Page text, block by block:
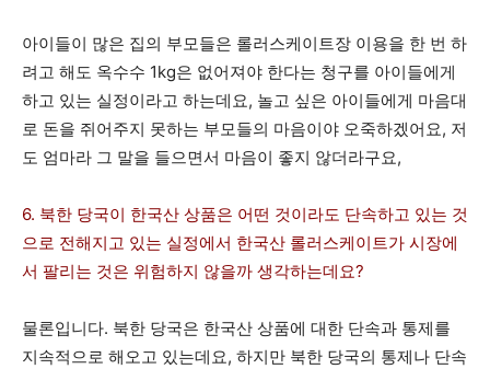
아이들이 많은 집의 부모들은 롤러스케이트장 이용을 한 번 하
려고 해도 옥수수 1kg은 없어져야 한다는 청구를 아이들에게
하고 있는 실정이라고 하는데요, 놀고 싶은 아이들에게 마음대
로 돈을 쥐어주지 못하는 부모들의 마음이야 오죽하겠어요, 저
도 엄마라 그 말을 들으면서 마음이 좋지 않더라구요,
6. 북한 당국이 한국산 상품은 어떤 것이라도 단속하고 있는 것
으로 전해지고 있는 실정에서 한국산 롤러스케이트가 시장에
서 팔리는 것은 위험하지 않을까 생각하는데요?
물론입니다. 북한 당국은 한국산 상품에 대한 단속과 통제를
지속적으로 해오고 있는데요, 하지만 북한 당국의 통제나 단속